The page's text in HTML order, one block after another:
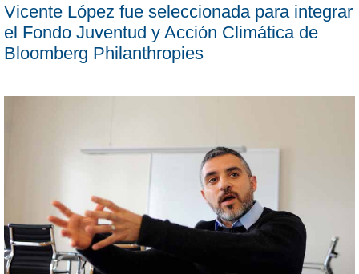
Vicente López fue seleccionada para integrar
el Fondo Juventud y Acción Climática de
Bloomberg Philanthropies